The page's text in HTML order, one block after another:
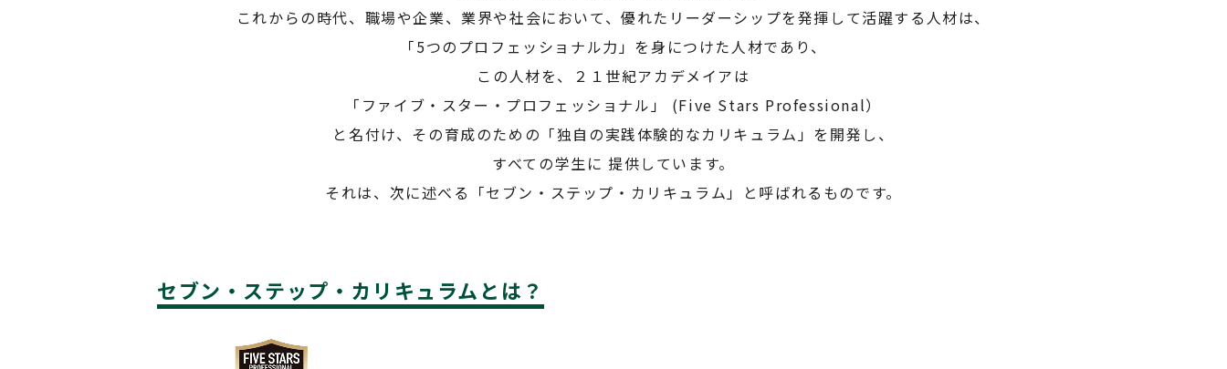
これからの時代、職場や企業、業界や社会において、優れたリーダーシップを発揮して活躍する人材は、
「5つのプロフェッショナル力」を身につけた人材であり、
この人材を、２１世紀アカデメイアは
「ファイブ・スター・プロフェッショナル」 (Five Stars Professional）
と名付け、その育成のための「独自の実践体験的なカリキュラム」を開発し、
すべての学生に 提供しています。
それは、次に述べる「セブン・ステップ・カリキュラム」と呼ばれるものです。
セブン・ステップ・カリキュラムとは？